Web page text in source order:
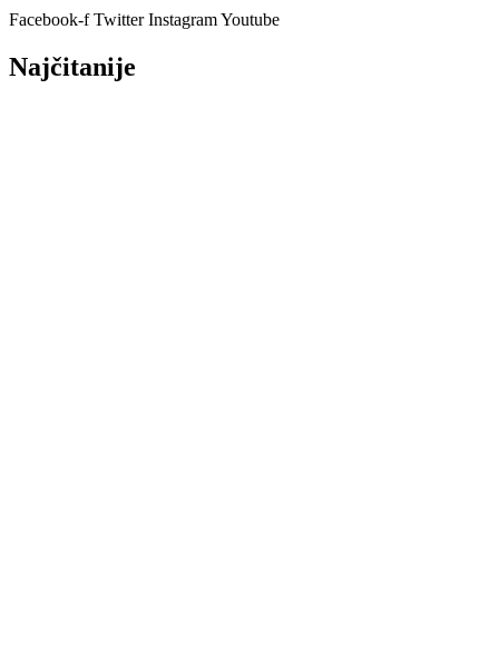
Facebook-f Twitter InstagramYoutube
Najčitanije